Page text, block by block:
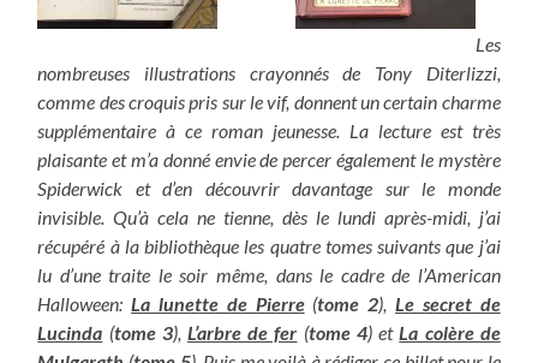
Les
nombreuses illustrations crayonnés de Tony Diterlizzi,
comme des croquis pris sur le vif, donnent un certain charme
supplémentaire à ce roman jeunesse. La lecture est très
plaisante et m’a donné envie de percer également le mystère
Spiderwick et d’en découvrir davantage sur le monde
invisible. Qu’à cela ne tienne, dès le lundi après-midi, j’ai
récupéré à la bibliothèque les quatre tomes suivants que j’ai
lu d’une traite le soir même, dans le cadre de l’American
Halloween:La lunette de Pierre (tome 2),Le secret de
Lucinda (tome 3),L’arbre de fer (tome 4) etLa colère de